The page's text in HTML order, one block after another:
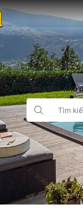
Tìm kiếm nhà